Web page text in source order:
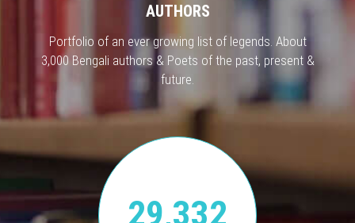
AUTHORS
Portfolio of an ever growing list of legends. About
3,000 Bengali authors & Poets of the past, present &
future.
29,332